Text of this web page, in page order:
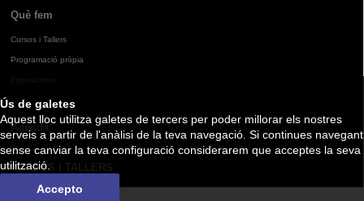
Ús de galetes
Aquest lloc utilitza galetes de tercers per poder millorar els nostres
serveis a partir de l'anàlisi de la teva navegació. Si continues navegant
sense canviar la teva configuració considerarem que acceptes la seva
utilització.
Accepto
Què fem
Cursos i Tallers
Programació pròpia
Agenda
CURSOS I TALLERS